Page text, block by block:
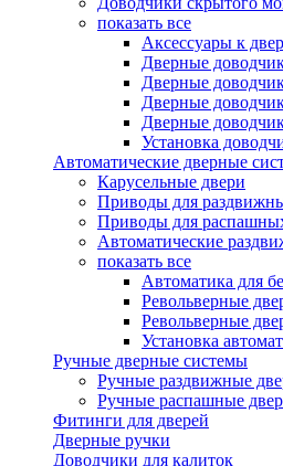
показать все
Аксессуары к
Дверные
Дверные
Дверные
Дверные
Установка
Автоматические дверные
Карусельные двери
Приводы для
Приводы для
Автоматические
показать все
Автоматика для
Револьверные
Револьверные
Установка
Ручные дверные системы
Ручные раздвижные
Ручные распашные
Фитинги для дверей
Дверные ручки
Доводчики для калиток